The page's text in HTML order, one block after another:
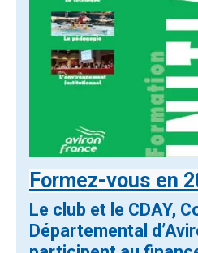
Formez-vous en
Le club et le CDAY,
Départemental